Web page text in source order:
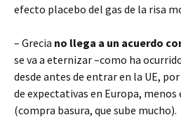
efecto placebo del gas de la risa
– Grecia no llega a un acuerdo
se va a eternizar –como ha
desde antes de entrar en la UE,
de expectativas en Europa, menos
(compra basura, que sube mucho).